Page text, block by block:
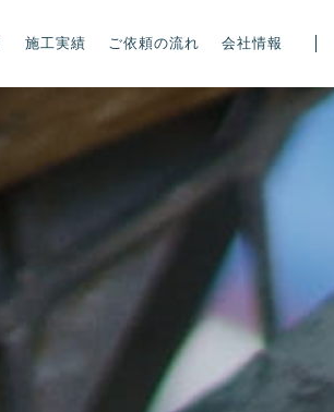
施工実績 ご依頼の流れ 会社情報